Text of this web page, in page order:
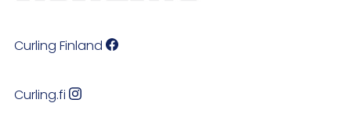
Curling Finland
Curling.fi